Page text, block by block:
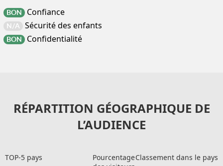
BON Confiance
N/A Sécurité des enfants
BON Confidentialité
RÉPARTITION GÉOGRAPHIQUE DE
L’AUDIENCE
TOP-5 pays
PourcentageClassement dans le pays